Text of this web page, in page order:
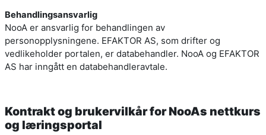
Behandlingsansvarlig
NooA er ansvarlig for behandlingen av
personopplysningene. EFAKTOR AS, som drifter og
vedlikeholder portalen, er databehandler. NooA og EFAKTOR
AS har inngått en databehandleravtale.
Kontrakt og brukervilkår for NooAs nettkurs
og læringsportal